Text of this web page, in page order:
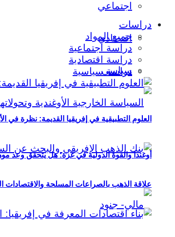
اجتماعي
اقتصادي
سياسي
أوغندا والقوة الدولية في غزة: هل يتحقق وعد
دراسات
جميع المواد
دراسة اجتماعية
دراسة اقتصادية
دراسة سياسية
العلوم التطبيقية في إفريقيا القديمة: نظرة في
علاقة الذهب بالصراعات المسلحة والاقتصادات الموازية